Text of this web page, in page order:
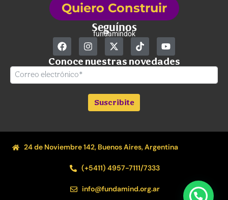
Quiero Construir
Seguínos
fundamindok
Conoce nuestras novedades
Suscribite
24 de Noviembre 142, Buenos Aires, Argentina
(+5411) 4957-7111/7333
info@fundamind.org.ar